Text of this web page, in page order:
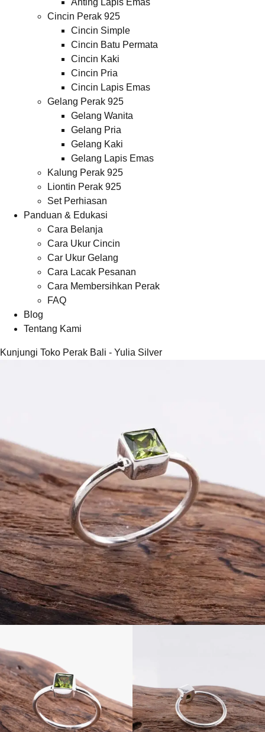
Anting Lapis Emas
Cincin Perak 925
Cincin Simple
Cincin Batu Permata
Cincin Kaki
Cincin Pria
Cincin Lapis Emas
Gelang Perak 925
Gelang Wanita
Gelang Pria
Gelang Kaki
Gelang Lapis Emas
Kalung Perak 925
Liontin Perak 925
Set Perhiasan
Panduan & Edukasi
Cara Belanja
Cara Ukur Cincin
Car Ukur Gelang
Cara Lacak Pesanan
Cara Membersihkan Perak
FAQ
Blog
Tentang Kami
Kunjungi Toko Perak Bali - Yulia Silver